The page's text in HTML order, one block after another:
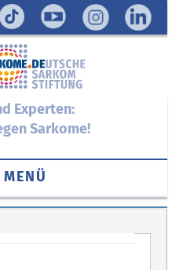
Experten:
Sarkome!
MENÜ